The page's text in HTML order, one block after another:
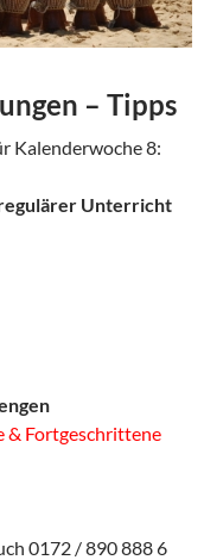
– Tipps
Kalenderwoche 8:
Unterricht
& Fortgeschrittene
0172 / 890 888 6